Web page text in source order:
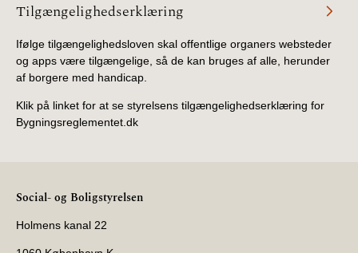
Tilgængelighedserklæring
Ifølge tilgængelighedsloven skal offentlige organers websteder
og apps være tilgængelige, så de kan bruges af alle, herunder
af borgere med handicap.
Klik på linket for at se styrelsens tilgængelighedserklæring for
Bygningsreglementet.dk
Social- og Boligstyrelsen
Holmens kanal 22